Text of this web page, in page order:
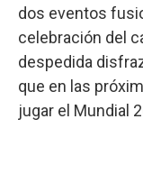
dos eventos
celebración del
despedida
que en las
jugar el Mundial